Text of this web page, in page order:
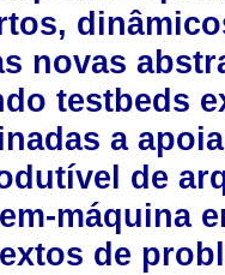
novas
testbeds
a
de
máquina
de